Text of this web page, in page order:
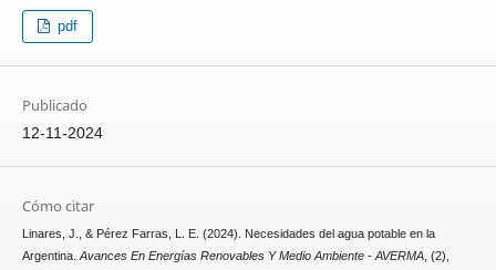
pdf
Publicado
12-11-2024
Cómo citar
Linares, J., & Pérez Farras, L. E. (2024). Necesidades del agua potable en la
Argentina. Avances En Energías Renovables Y Medio Ambiente - AVERMA, (2),